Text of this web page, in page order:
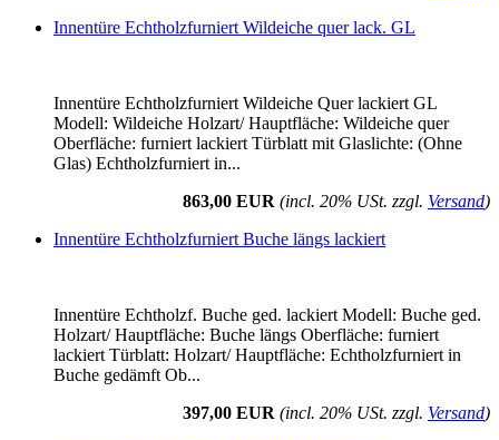
Innentüre Echtholzfurniert Wildeiche quer lack. GL
Innentüre Echtholzfurniert Wildeiche Quer lackiert GL
Modell: Wildeiche Holzart/ Hauptfläche: Wildeiche quer
Oberfläche: furniert lackiert Türblatt mit Glaslichte: (Ohne
Glas) Echtholzfurniert in...
863,00 EUR (incl. 20% USt. zzgl. Versand)
Innentüre Echtholzfurniert Buche längs lackiert
Innentüre Echtholzf. Buche ged. lackiert Modell: Buche ged.
Holzart/ Hauptfläche: Buche längs Oberfläche: furniert
lackiert Türblatt: Holzart/ Hauptfläche: Echtholzfurniert in
Buche gedämft Ob...
397,00 EUR (incl. 20% USt. zzgl. Versand)